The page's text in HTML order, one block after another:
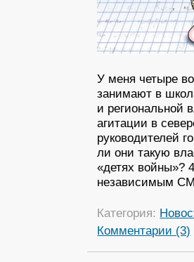
У меня четыре
занимают в
и региональной
агитации в
руководителей
ли они такую
«детях войны»?
независимым
Категория:
Комментарии (3)